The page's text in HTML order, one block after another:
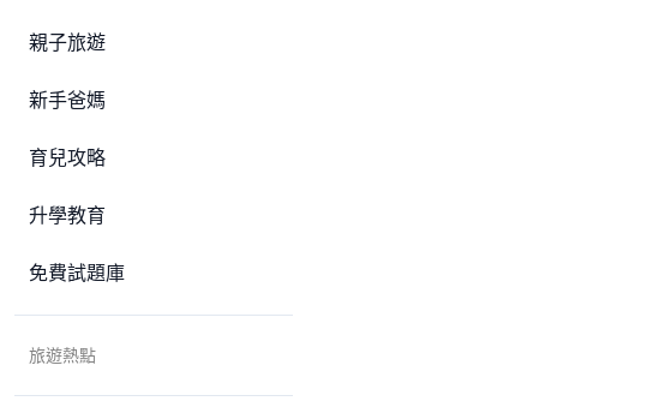
親子旅遊
新手爸媽
育兒攻略
升學教育
免費試題庫
旅遊熱點